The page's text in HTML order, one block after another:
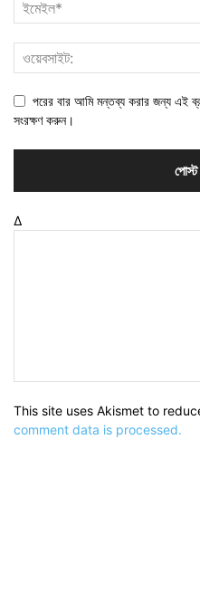
পরের বার আমি মন্তব্য করার জন্য এই
সংরক্ষণ করুন।
Δ
This site uses Akismet to
comment data is processed.